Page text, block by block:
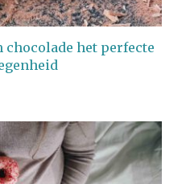
chocolade het perfecte